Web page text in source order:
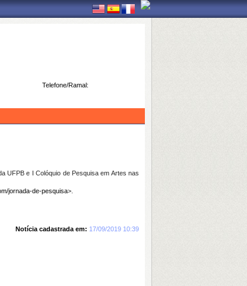
Telefone/Ramal:
UFPB e I Colóquio de Pesquisa em Artes nas
jornada-de-pesquisa>.
Notícia cadastrada em: 17/09/2019 10:39